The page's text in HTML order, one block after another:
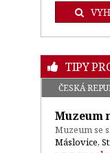
TIPY
ČESKÁ
Muzeum
Muzeum se
Máslovice,